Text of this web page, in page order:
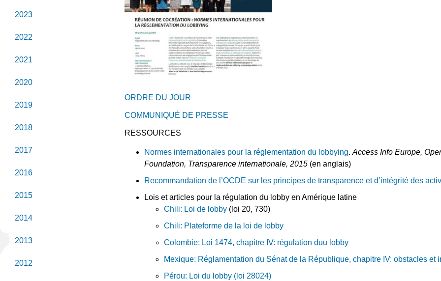
2023
2022
2021
2020
2019
2018
2017
2016
2015
2014
2013
2012
ORDRE DU JOUR
COMMUNIQUÉ DE PRESSE
RESSOURCES
Normes internationales pour la réglementation du lobbying.Access Info Europe,
Foundation, Transparence internationale, 2015 (en anglais)
Recommandation de l’OCDE sur les principes de transparence et d’intégrité des
Lois et articles pour la régulation du lobby en Amérique latine
Chili: Loi de lobby (loi 20, 730)
Chili: Plateforme de la loi de lobby
Colombie: Loi 1474, chapitre IV: régulation duu lobby
Mexique: Réglamentation du Sénat de la République, chapitre IV: obstacles et
Pérou: Loi du lobby (loi 28024)